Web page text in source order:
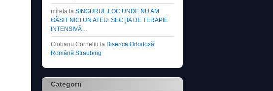
mirela la SINGURUL LOC UNDE NU AM
GĂSIT NICI UN ATEU: SECŢIA DE TERAPIE
INTENSIVĂ…
Ciobanu Corneliu la Biserica Ortodoxă
Română Straubing
Categorii